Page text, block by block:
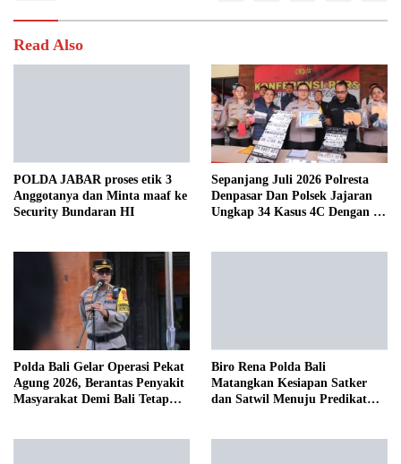
Read Also
POLDA JABAR proses etik 3
Anggotanya dan Minta maaf ke
Security Bundaran HI
Sepanjang Juli 2026 Polresta
Denpasar Dan Polsek Jajaran
Ungkap 34 Kasus 4C Dengan 42
Polda Bali Gelar Operasi Pekat
Agung 2026, Berantas Penyakit
Masyarakat Demi Bali Tetap
Biro Rena Polda Bali
Matangkan Kesiapan Satker
dan Satwil Menuju Predikat